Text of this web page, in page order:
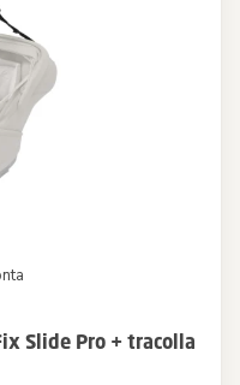
Slide Pro + tracolla